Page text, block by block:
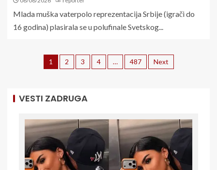
Mlada muška vaterpolo reprezentacija Srbije (igrači do
16 godina) plasirala se u polufinale Svetskog...
1 2 3 4 … 487 Next
VESTI ZADRUGA